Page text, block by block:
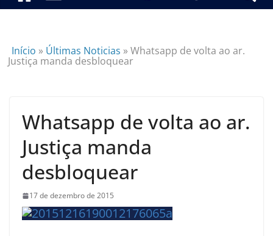
Início » Últimas Noticias »Whatsapp de volta ao ar.
Justiça manda desbloquear
Whatsapp de volta ao ar.
Justiça manda
desbloquear
17 de dezembro de 2015